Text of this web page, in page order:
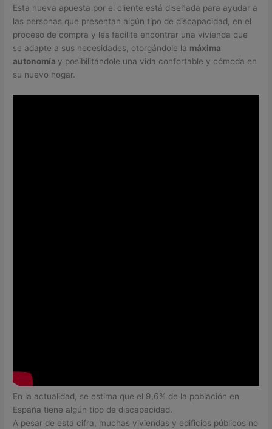
Esta nueva apuesta por el cliente está diseñada para ayudar a
las personas que presentan algún tipo de discapacidad, en el
proceso de compra y les facilite encontrar una vivienda que
se adapte a sus necesidades, otorgándole la máxima
autonomía y posibilitándole una vida confortable y cómoda en
su nuevo hogar.
En la actualidad, se estima que el 9,6% de la población en
España tiene algún tipo de discapacidad.
A pesar de esta cifra, muchas viviendas y edificios públicos no